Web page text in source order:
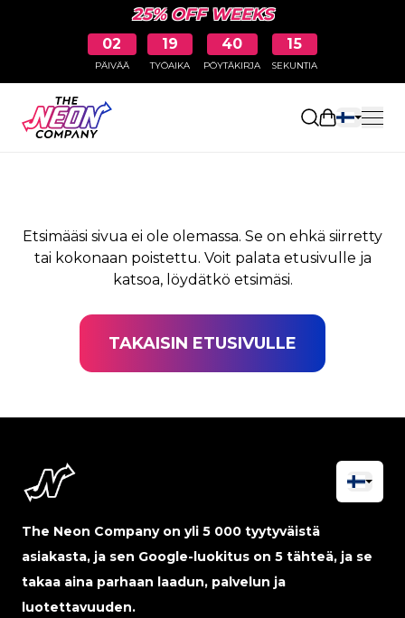
25% OFF WEEKS
02
PÄIVÄÄ
19
TYÖAIKA
40
PÖYTÄKIRJA
15
SEKUNTIA
Avaa
SIVUA EI LÖYDY
Etsimääsi sivua ei ole olemassa. Se on ehkä siirretty
tai kokonaan poistettu. Voit palata etusivulle ja
katsoa, löydätkö etsimäsi.
TAKAISIN ETUSIVULLE
The Neon Company on yli 5 000 tyytyväistä
asiakasta, ja sen Google-luokitus on 5 tähteä, ja se
takaa aina parhaan laadun, palvelun ja
luotettavuuden.